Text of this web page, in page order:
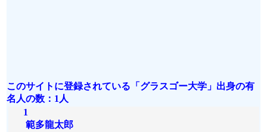
このサイトに登録されている「グラスゴー大学」出身の有
名人の数：1人
1
範多龍太郎